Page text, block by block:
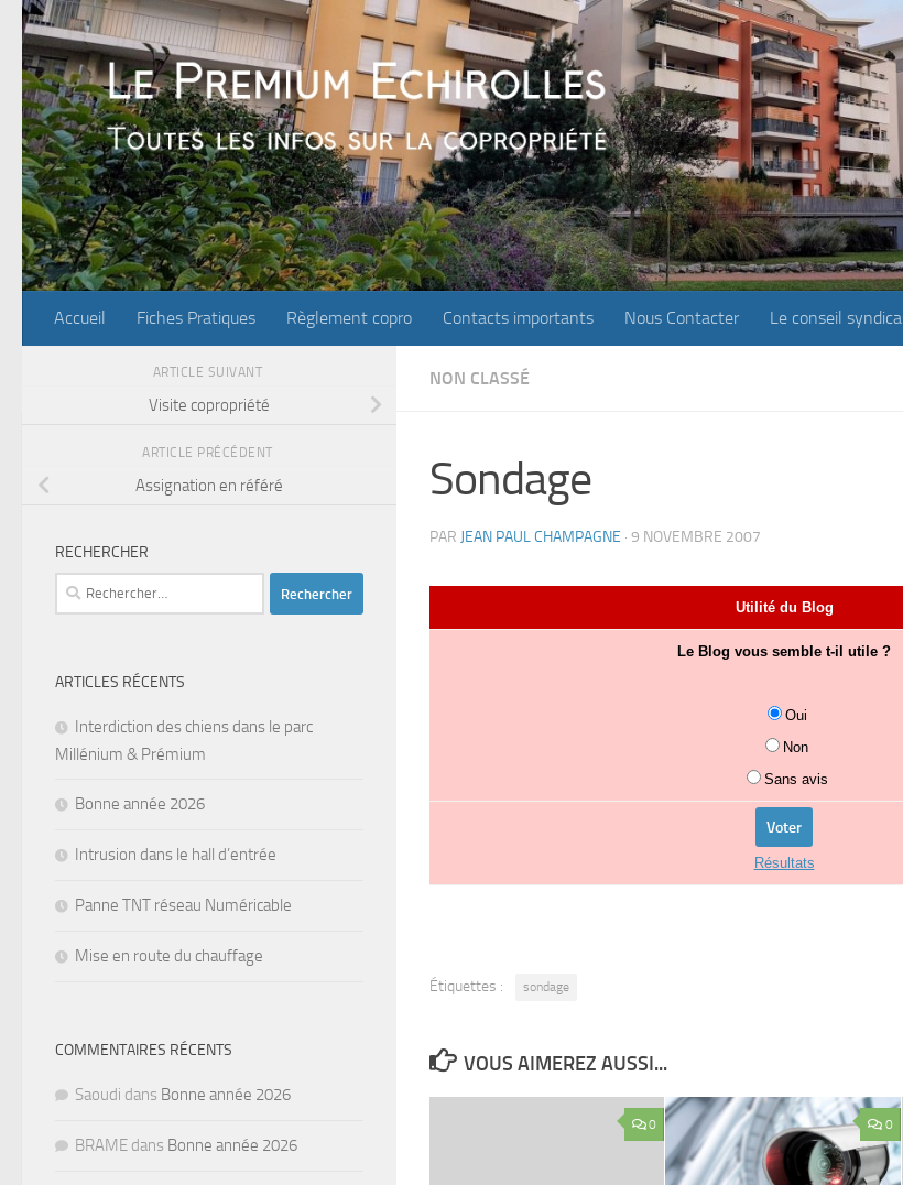
Skip to content
Accueil Fiches Pratiques Règlement copro Contacts importants Nous Contacter Le conseil syndical
NON CLASSÉ
Sondage
PAR JEAN PAUL CHAMPAGNE · 9 NOVEMBRE 2007
Utilité du Blog
Le Blog vous semble t-il utile ?
Oui
Non
Sans avis
Résultats
Étiquettes : sondage
VOUS AIMEREZ AUSSI...
0 0
ARTICLE SUIVANT
Visite copropriété
ARTICLE PRÉCÉDENT
Assignation en référé
RECHERCHER
Rechercher :
ARTICLES RÉCENTS
Interdiction des chiens dans le parc
Millénium & Prémium
Bonne année 2026
Intrusion dans le hall d’entrée
Panne TNT réseau Numéricable
Mise en route du chauffage
COMMENTAIRES RÉCENTS
Saoudi dans Bonne année 2026
BRAME dans Bonne année 2026